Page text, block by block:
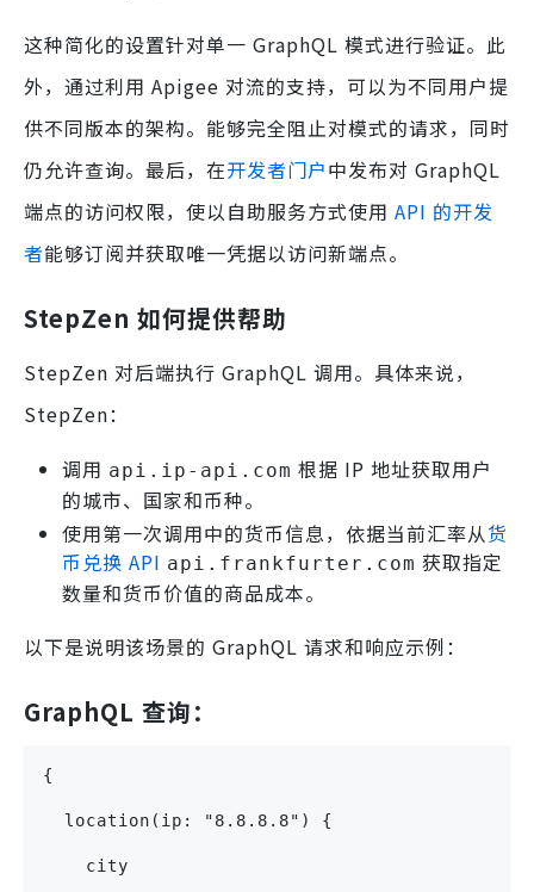
这种简化的设置针对单一 GraphQL 模式进行验证。此
外，通过利用 Apigee 对流的支持，可以为不同用户提
供不同版本的架构。能够完全阻止对模式的请求，同时
仍允许查询。最后，在开发者门户中发布对 GraphQL
端点的访问权限，使以自助服务方式使用 API 的开发
者能够订阅并获取唯一凭据以访问新端点。
StepZen 如何提供帮助
StepZen 对后端执行 GraphQL 调用。具体来说，
StepZen：
调用 api.ip-api.com 根据 IP 地址获取用户
的城市、国家和币种。
使用第一次调用中的货币信息，依据当前汇率从货
币兑换 API api.frankfurter.com 获取指定
数量和货币价值的商品成本。
以下是说明该场景的 GraphQL 请求和响应示例：
GraphQL 查询：
{
  location(ip: "8.8.8.8") {
    city